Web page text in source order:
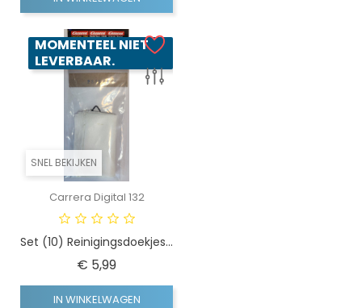
SNEL BEKIJKEN
MOMENTEEL NIET
LEVERBAAR.
Carrera Digital 132
Set (10) Reinigingsdoekjes...
€ 5,99Prijs
IN WINKELWAGEN